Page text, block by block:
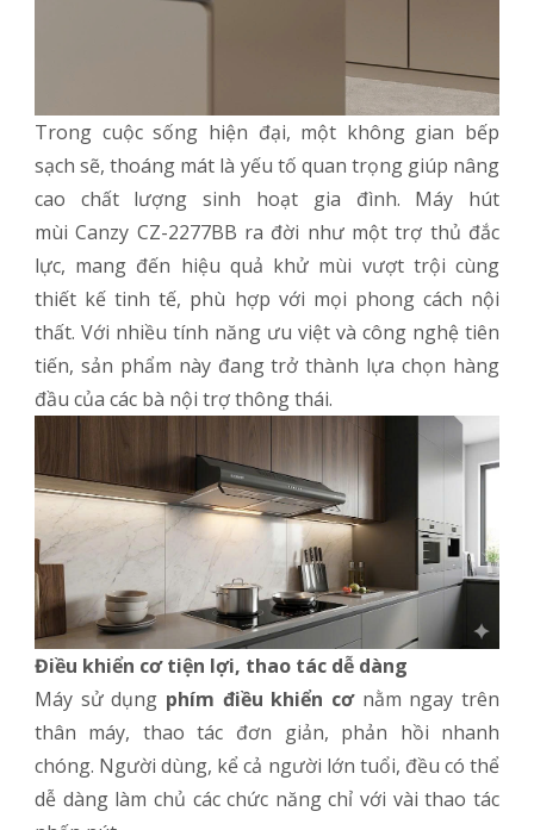
Trong cuộc sống hiện đại, một không gian bếp
sạch sẽ, thoáng mát là yếu tố quan trọng giúp nâng
cao chất lượng sinh hoạt gia đình. Máy hút
mùi Canzy CZ-2277BB ra đời như một trợ thủ đắc
lực, mang đến hiệu quả khử mùi vượt trội cùng
thiết kế tinh tế, phù hợp với mọi phong cách nội
thất. Với nhiều tính năng ưu việt và công nghệ tiên
tiến, sản phẩm này đang trở thành lựa chọn hàng
đầu của các bà nội trợ thông thái.
Điều khiển cơ tiện lợi, thao tác dễ dàng
Máy sử dụng phím điều khiển cơnằm ngay trên
thân máy, thao tác đơn giản, phản hồi nhanh
chóng. Người dùng, kể cả người lớn tuổi, đều có thể
dễ dàng làm chủ các chức năng chỉ với vài thao tác